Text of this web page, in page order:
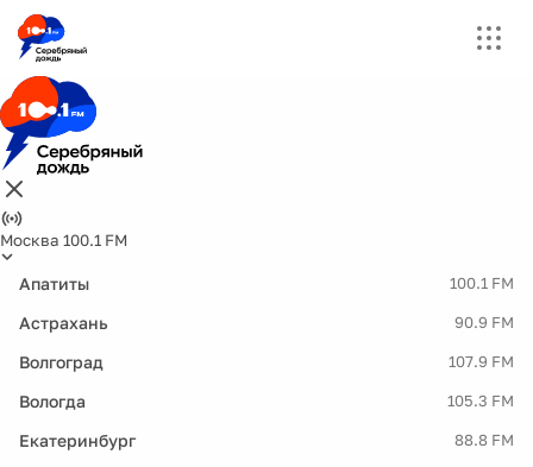
Москва 100.1 FM
Апатиты 100.1 FM
Астрахань 90.9 FM
Волгоград 107.9 FM
Вологда 105.3 FM
Екатеринбург 88.8 FM